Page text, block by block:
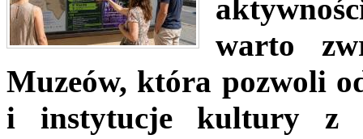
warto
Muzeów, która pozwoli
i instytucje kultury z